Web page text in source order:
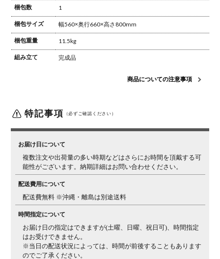
梱包数 1
梱包サイズ 幅560×奥行660×高さ800mm
梱包重量 11.5kg
組み立て 完成品
商品についての注意事項
特記事項 （必ずご確認ください）
お届け日について
複数注文や出荷量の多い時期などはさらにお時間を頂戴する可
能性がございます。納期詳細はお問い合わせください。
配送費用について
配送費無料 ※沖縄・離島は別途送料
時間指定について
お届け日の指定はできますが(土曜、日曜、祝日可)、時間指定
はお受けできません。
※当日の配送状況によっては、時間が前後することもあります
のでご了承ください。